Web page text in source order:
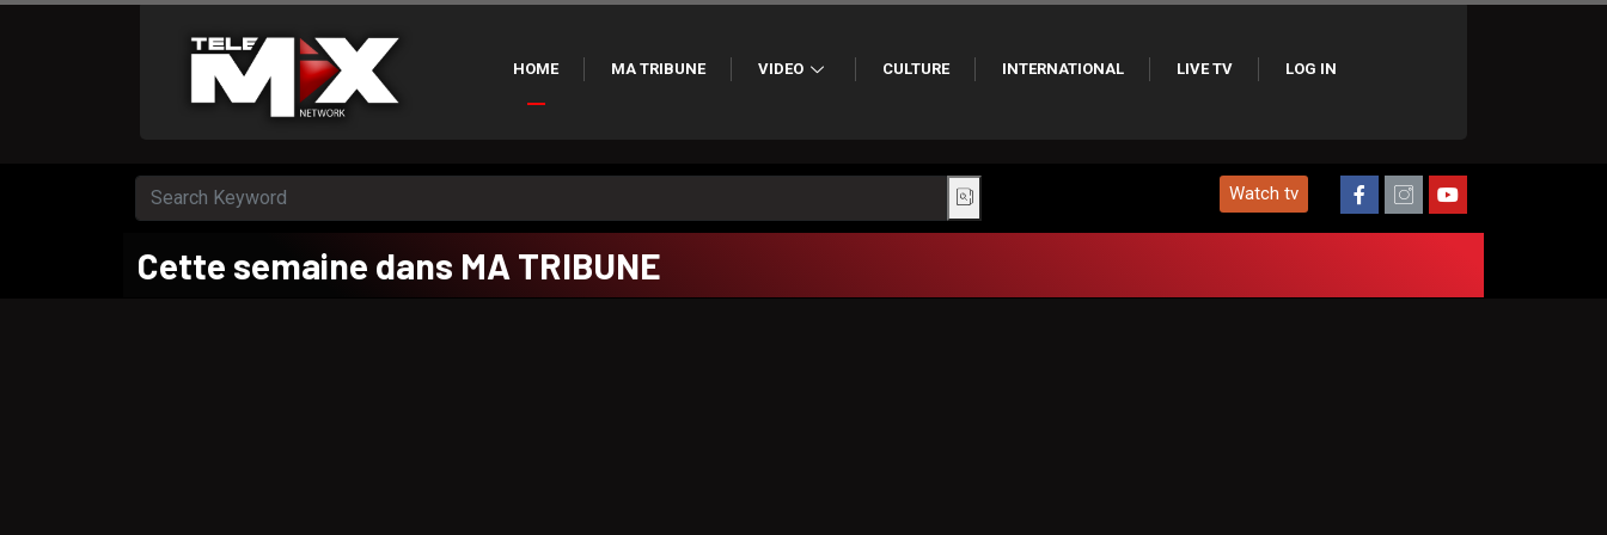
HOME MA TRIBUNE VIDEO CULTURE INTERNATIONAL LIVE TV LOG IN
Watch tv
Cette semaine dans MA TRIBUNE